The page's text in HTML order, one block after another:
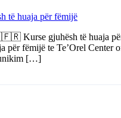
gjuhësh të huaja për
për fëmijë te Te’Orel Center
[…]